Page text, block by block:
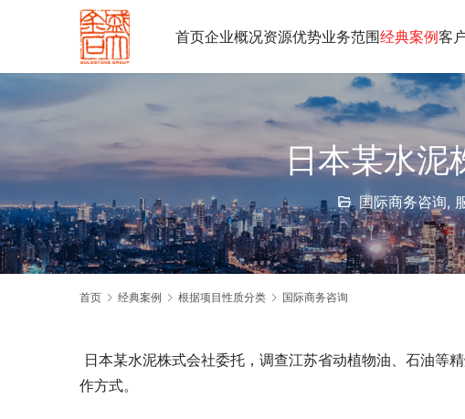
首页企业概况资源优势业务范围经典案例客
日本某水泥
国际商务咨询,
首页 经典案例 根据项目性质分类 国际商务咨询
日本某水泥株式会社委托 ，调查江苏省动植物油、石油等
作方式。